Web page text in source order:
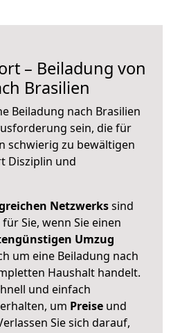
– Beiladung von
Brasilien
Beiladung nach Brasilien
sein, die für
schwierig zu bewältigen
Disziplin und
Netzwerkssind
Sie, wenn Sie einen
Umzug
um eine Beiladung nach
Haushalt handelt.
und einfach
um Preise und
Sie sich darauf,